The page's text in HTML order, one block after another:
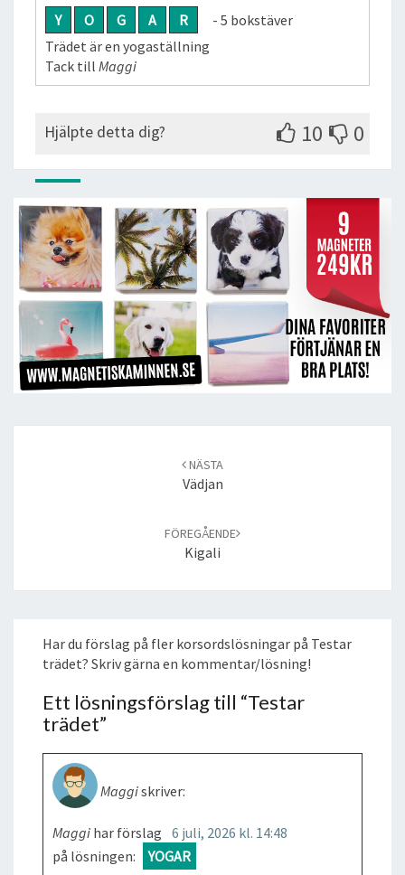
Y O G A R
- 5 bokstäver
Trädet är en yogaställning
Tack till Maggi
Hjälpte detta dig? 10 0
NÄSTA
Vädjan
FÖREGÅENDE
Kigali
Har du förslag på fler korsordslösningar på Testar
trädet? Skriv gärna en kommentar/lösning!
Ett lösningsförslag till “Testar
trädet”
Maggiskriver:
6 juli, 2026 kl. 14:48
Maggi har förslag
på lösningen:
YOGAR